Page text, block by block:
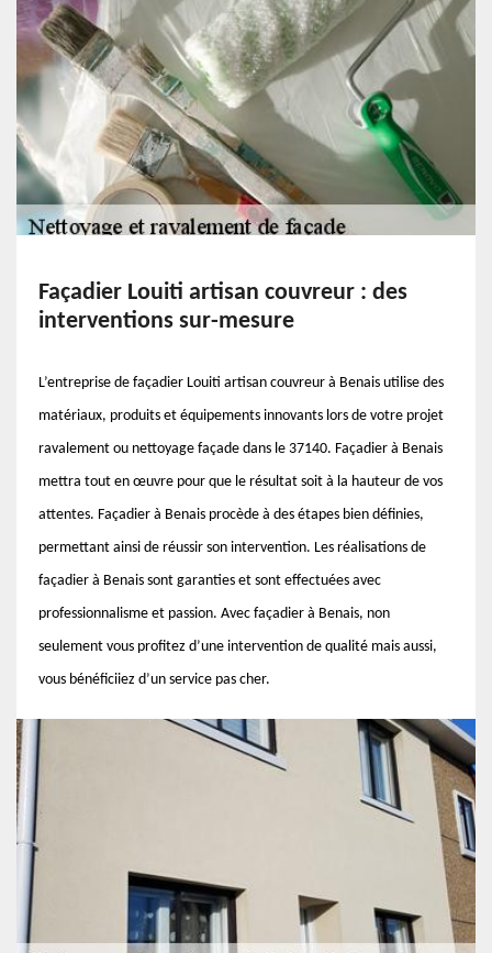
Façadier Louiti artisan couvreur : des
interventions sur-mesure
L’entreprise de façadier Louiti artisan couvreur à Benais utilise des
matériaux, produits et équipements innovants lors de votre projet
ravalement ou nettoyage façade dans le 37140. Façadier à Benais
mettra tout en œuvre pour que le résultat soit à la hauteur de vos
attentes. Façadier à Benais procède à des étapes bien définies,
permettant ainsi de réussir son intervention. Les réalisations de
façadier à Benais sont garanties et sont effectuées avec
professionnalisme et passion. Avec façadier à Benais, non
seulement vous profitez d’une intervention de qualité mais aussi,
vous bénéficiiez d’un service pas cher.